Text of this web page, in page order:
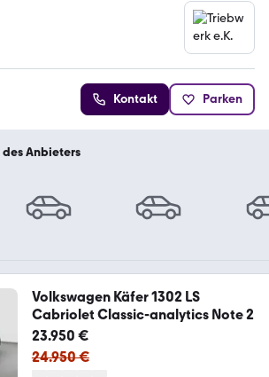
Kontakt Parken
Anbieters
Volkswagen Käfer 1302 LS
Cabriolet Classic-analytics Note 2
23.950 €
24.950 €